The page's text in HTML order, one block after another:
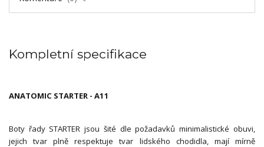
Kompletní specifikace
ANATOMIC STARTER - A11
Boty řady STARTER jsou šité dle požadavků minimalistické obuvi,
jejich tvar plně respektuje tvar lidského chodidla, mají mírně